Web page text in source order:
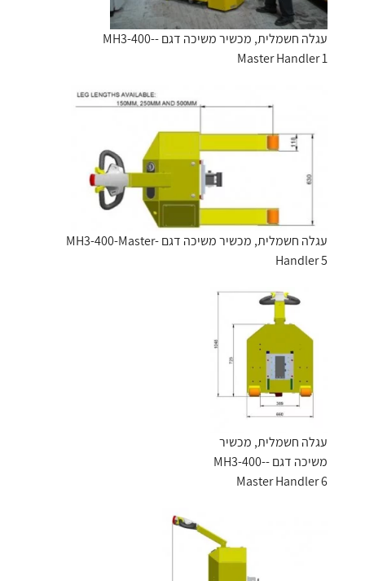
עגלה חשמלית, מכשיר משיכה דגם -MH3-400-
Master Handler 1
עגלה חשמלית, מכשיר משיכה דגם -MH3-400-Master
Handler 5
עגלה חשמלית, מכשיר
משיכה דגם -MH3-400-
Master Handler 6